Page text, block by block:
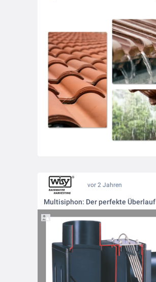
vor 2 Jahren
Multisiphon: Der perfekte Überlauf